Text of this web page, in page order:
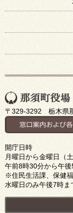
〒329-3292 栃木県
開庁日時
月曜日から金曜日（
午前8時30分から午後
※住民生活課、保健
水曜日のみ午後7時ま